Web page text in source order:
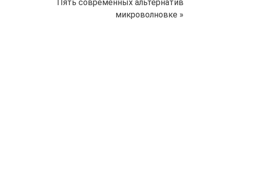
Пять современных альтернатив
микроволновке »